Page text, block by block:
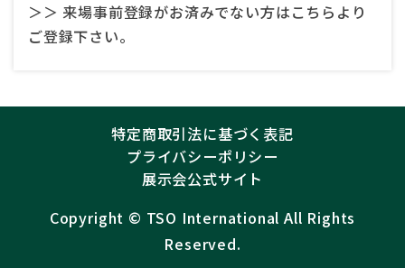
＞＞ 来場事前登録がお済みでない方はこちらより
ご登録下さい。
特定商取引法に基づく表記
プライバシーポリシー
展示会公式サイト
Copyright ©︎ TSO International All Rights
Reserved.